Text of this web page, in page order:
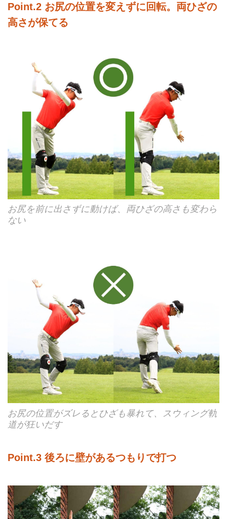
Point.2 お尻の位置を変えずに回転。両ひざの
高さが保てる
お尻を前に出さずに動けば、両ひざの高さも変わら
ない
お尻の位置がズレるとひざも暴れて、スウィング軌
道が狂いだす
Point.3 後ろに壁があるつもりで打つ